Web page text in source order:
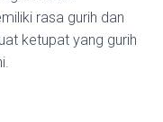
rasa gurih dan
ketupat yang gurih